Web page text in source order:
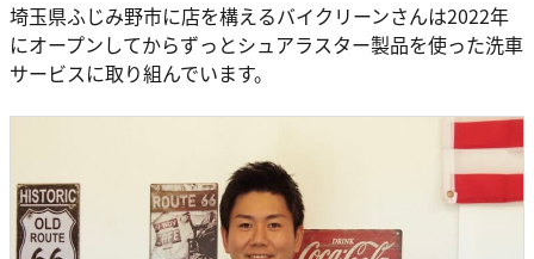
埼玉県ふじみ野市に店を構えるバイクリーンさんは2022年
にオープンしてからずっとシュアラスター製品を使った洗車
サービスに取り組んでいます。